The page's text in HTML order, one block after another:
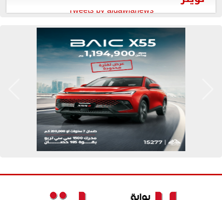
Tweets by aldawlanews